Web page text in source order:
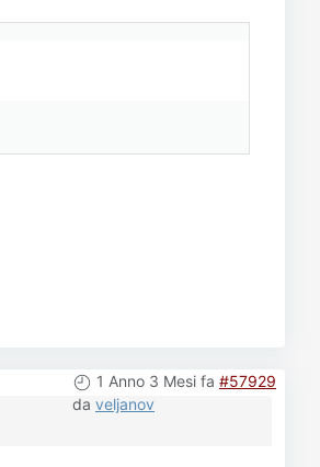
1 Anno 3 Mesi fa #57929
da veljanov